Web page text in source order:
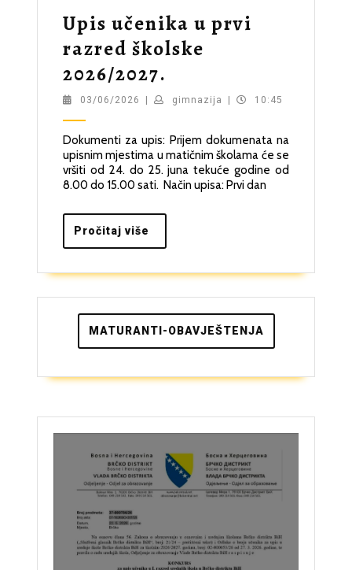
Upis učenika u prvi
razred školske
2026/2027.
učenika
prvi
razred
školske
2026/2027.
03/06/2026 03/06/2026
| gimnazija gimnazija
| 10:45
Dokumenti za upis: Prijem dokumenata na
upisnim mjestima u matičnim školama će se
vršiti od 24. do 25. juna tekuće godine od
8.00 do 15.00 sati. Način upisa: Prvi dan
Pročitaj više
više
MATURANTI-OBAVJEŠTENJA